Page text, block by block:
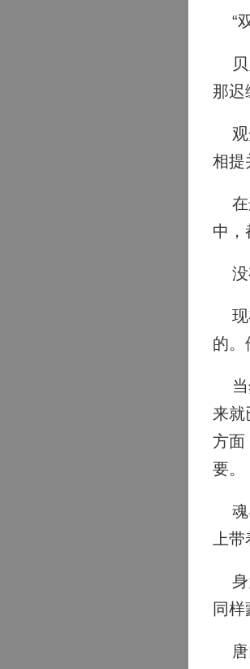
“
贝
那迟
观
相提
在
中，
没
现
的。
当
来就
方面
要。
魂
上
身
同样
唐